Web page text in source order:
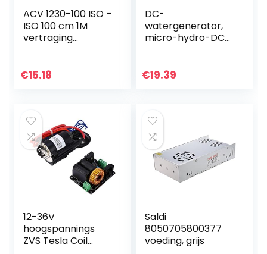
ACV 1230-100 ISO –
ISO 100 cm 1M
vertraging
stroom
€15.18
DC-
watergenerator,
micro-hydro-DC-
hydro
€19.39
12-36V
hoogspannings
ZVS Tesla Coil
Saldi
8050705800377
voeding, grijs